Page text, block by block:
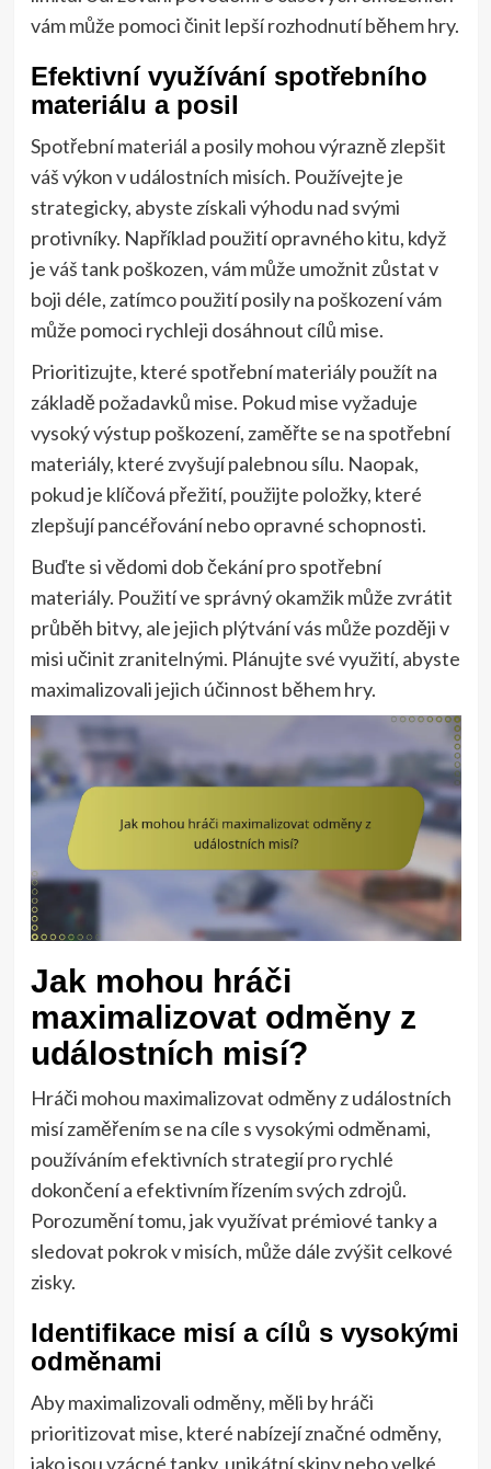
vám může pomoci činit lepší rozhodnutí během hry.
Efektivní využívání spotřebního
materiálu a posil
Spotřební materiál a posily mohou výrazně zlepšit
váš výkon v událostních misích. Používejte je
strategicky, abyste získali výhodu nad svými
protivníky. Například použití opravného kitu, když
je váš tank poškozen, vám může umožnit zůstat v
boji déle, zatímco použití posily na poškození vám
může pomoci rychleji dosáhnout cílů mise.
Prioritizujte, které spotřební materiály použít na
základě požadavků mise. Pokud mise vyžaduje
vysoký výstup poškození, zaměřte se na spotřební
materiály, které zvyšují palebnou sílu. Naopak,
pokud je klíčová přežití, použijte položky, které
zlepšují pancéřování nebo opravné schopnosti.
Buďte si vědomi dob čekání pro spotřební
materiály. Použití ve správný okamžik může zvrátit
průběh bitvy, ale jejich plýtvání vás může později v
misi učinit zranitelnými. Plánujte své využití, abyste
maximalizovali jejich účinnost během hry.
Jak mohou hráči
maximalizovat odměny z
událostních misí?
Hráči mohou maximalizovat odměny z událostních
misí zaměřením se na cíle s vysokými odměnami,
používáním efektivních strategií pro rychlé
dokončení a efektivním řízením svých zdrojů.
Porozumění tomu, jak využívat prémiové tanky a
sledovat pokrok v misích, může dále zvýšit celkové
zisky.
Identifikace misí a cílů s vysokými
odměnami
Aby maximalizovali odměny, měli by hráči
prioritizovat mise, které nabízejí značné odměny,
jako jsou vzácné tanky, unikátní skiny nebo velké